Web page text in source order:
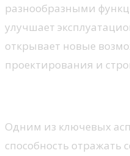
разнообразными
улучшает
открывает новые
проектирования и
Одним из ключевых
способность отражать